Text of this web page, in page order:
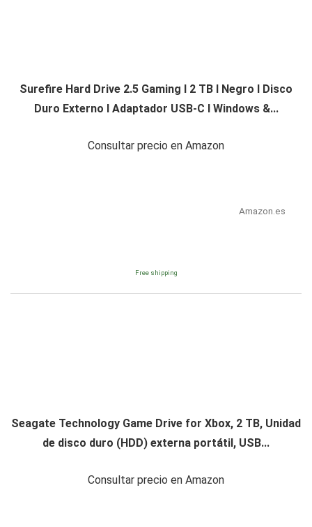
Surefire Hard Drive 2.5 Gaming I 2 TB I Negro I Disco
Duro Externo I Adaptador USB-C I Windows &...
Consultar precio en Amazon
Amazon.es
Free shipping
Seagate Technology Game Drive for Xbox, 2 TB, Unidad
de disco duro (HDD) externa portátil, USB...
Consultar precio en Amazon